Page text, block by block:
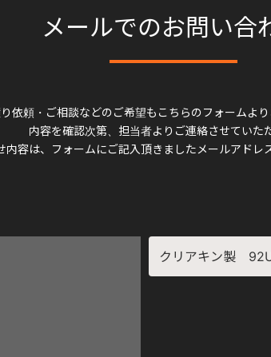
メールでのお問い合
依頼・ご相談などのご希望もこちらのフォームより
内容を確認次第、担当者よりご連絡させていた
内容は、フォームにご記入頂きましたメールアドレ